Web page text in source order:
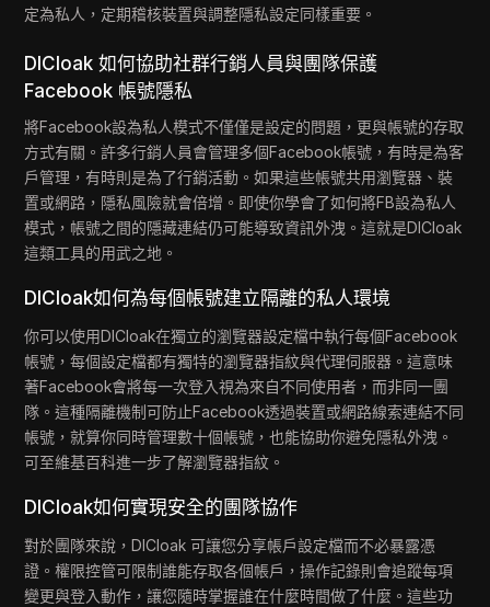
定為私人，定期稽核裝置與調整隱私設定同樣重要。
DICloak 如何協助社群行銷人員與團隊保護
Facebook 帳號隱私
將Facebook設為私人模式不僅僅是設定的問題，更與帳號的存取
方式有關。許多行銷人員會管理多個Facebook帳號，有時是為客
戶管理，有時則是為了行銷活動。如果這些帳號共用瀏覽器、裝
置或網路，隱私風險就會倍增。即使你學會了如何將FB設為私人
模式，帳號之間的隱藏連結仍可能導致資訊外洩。這就是DICloak
這類工具的用武之地。
DICloak如何為每個帳號建立隔離的私人環境
你可以使用DICloak在獨立的瀏覽器設定檔中執行每個Facebook
帳號，每個設定檔都有獨特的瀏覽器指紋與代理伺服器。這意味
著Facebook會將每一次登入視為來自不同使用者，而非同一團
隊。這種隔離機制可防止Facebook透過裝置或網路線索連結不同
帳號，就算你同時管理數十個帳號，也能協助你避免隱私外洩。
可至維基百科進一步了解瀏覽器指紋。
DICloak如何實現安全的團隊協作
對於團隊來說，DICloak 可讓您分享帳戶設定檔而不必暴露憑
證。權限控管可限制誰能存取各個帳戶，操作記錄則會追蹤每項
變更與登入動作，讓您隨時掌握誰在什麼時間做了什麼。這些功